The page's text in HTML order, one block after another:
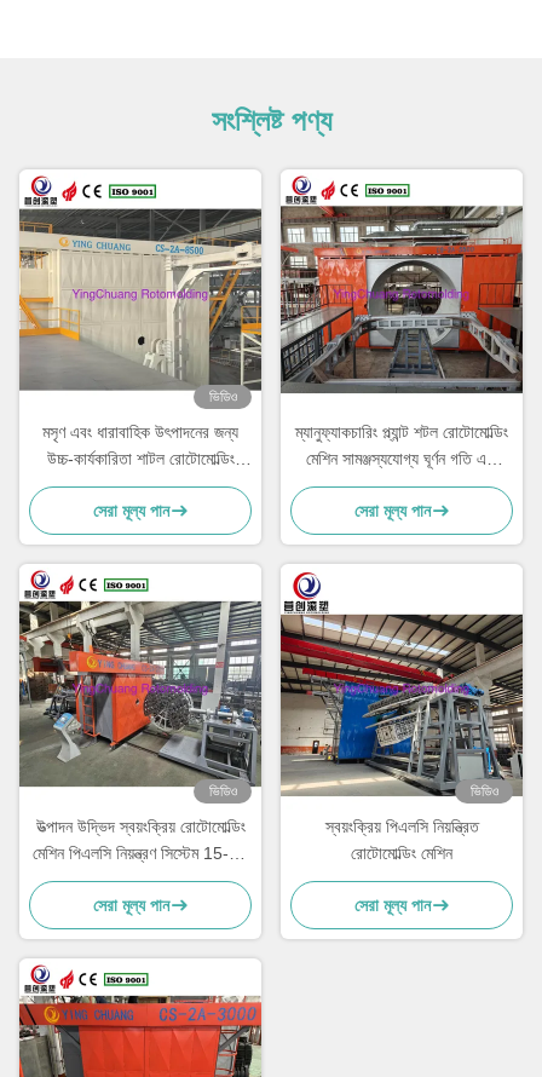
সংশ্লিষ্ট পণ্য
ভিডিও
মসৃণ এবং ধারাবাহিক উৎপাদনের জন্য
উচ্চ-কার্যকারিতা শাটল রোটোমোল্ডিং
মেশিন
সেরা মূল্য পান
ম্যানুফ্যাকচারিং প্ল্যান্ট শটল রোটোমোল্ডিং
মেশিন সামঞ্জস্যযোগ্য ঘূর্ণন গতি এবং
কর্মক্ষমতা সহ
সেরা মূল্য পান
ভিডিও
উত্পাদন উদ্ভিদ স্বয়ংক্রিয় রোটোমোল্ডিং
মেশিন পিএলসি নিয়ন্ত্রণ সিস্টেম 15-30
মিনিট চক্র সময় সঙ্গে
সেরা মূল্য পান
ভিডিও
স্বয়ংক্রিয় পিএলসি নিয়ন্ত্রিত
রোটোমোল্ডিং মেশিন
সেরা মূল্য পান